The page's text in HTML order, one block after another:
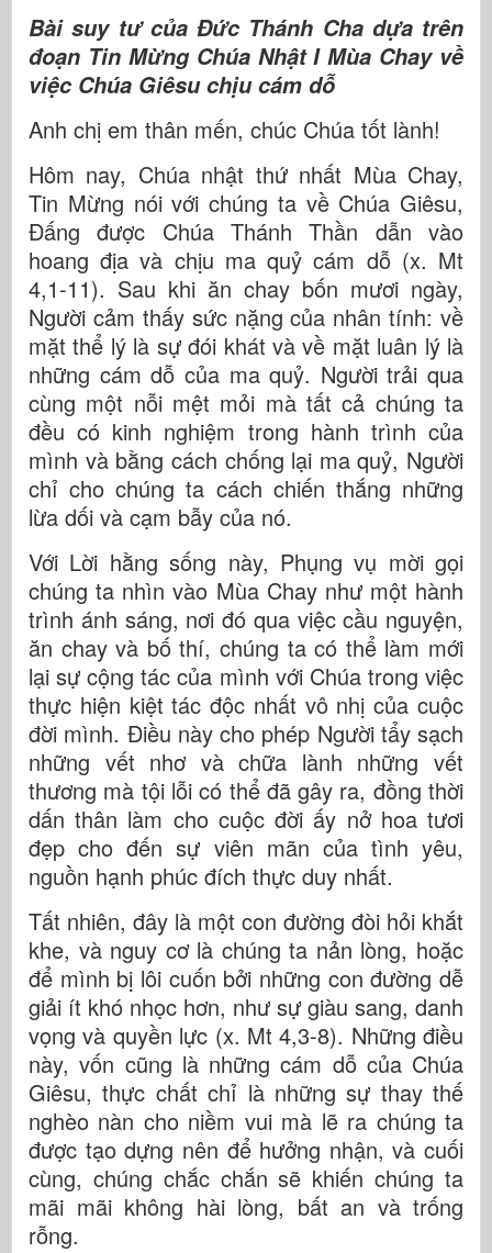
Bài suy tư của Đức Thánh Cha dựa trên
đoạn Tin Mừng Chúa Nhật I Mùa Chay về
việc Chúa Giêsu chịu cám dỗ
Anh chị em thân mến, chúc Chúa tốt lành!
Hôm nay, Chúa nhật thứ nhất Mùa Chay,
Tin Mừng nói với chúng ta về Chúa Giêsu,
Đấng được Chúa Thánh Thần dẫn vào
hoang địa và chịu ma quỷ cám dỗ (x. Mt
4,1-11). Sau khi ăn chay bốn mươi ngày,
Người cảm thấy sức nặng của nhân tính: về
mặt thể lý là sự đói khát và về mặt luân lý là
những cám dỗ của ma quỷ. Người trải qua
cùng một nỗi mệt mỏi mà tất cả chúng ta
đều có kinh nghiệm trong hành trình của
mình và bằng cách chống lại ma quỷ, Người
chỉ cho chúng ta cách chiến thắng những
lừa dối và cạm bẫy của nó.
Với Lời hằng sống này, Phụng vụ mời gọi
chúng ta nhìn vào Mùa Chay như một hành
trình ánh sáng, nơi đó qua việc cầu nguyện,
ăn chay và bố thí, chúng ta có thể làm mới
lại sự cộng tác của mình với Chúa trong việc
thực hiện kiệt tác độc nhất vô nhị của cuộc
đời mình. Điều này cho phép Người tẩy sạch
những vết nhơ và chữa lành những vết
thương mà tội lỗi có thể đã gây ra, đồng thời
dấn thân làm cho cuộc đời ấy nở hoa tươi
đẹp cho đến sự viên mãn của tình yêu,
nguồn hạnh phúc đích thực duy nhất.
Tất nhiên, đây là một con đường đòi hỏi khắt
khe, và nguy cơ là chúng ta nản lòng, hoặc
để mình bị lôi cuốn bởi những con đường dễ
giải ít khó nhọc hơn, như sự giàu sang, danh
vọng và quyền lực (x. Mt 4,3-8). Những điều
này, vốn cũng là những cám dỗ của Chúa
Giêsu, thực chất chỉ là những sự thay thế
nghèo nàn cho niềm vui mà lẽ ra chúng ta
được tạo dựng nên để hưởng nhận, và cuối
cùng, chúng chắc chắn sẽ khiến chúng ta
mãi mãi không hài lòng, bất an và trống
rỗng.